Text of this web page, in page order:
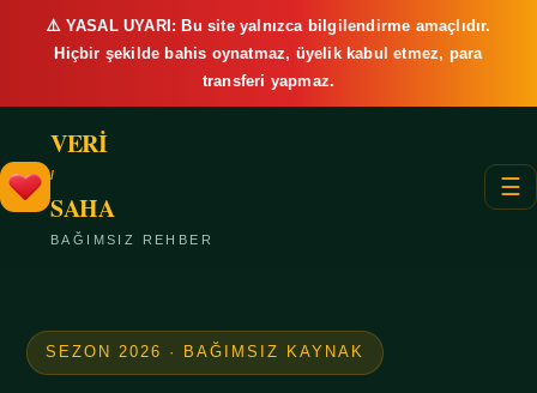
⚠️ YASAL UYARI: Bu site yalnızca bilgilendirme amaçlıdır.
Hiçbir şekilde bahis oynatmaz, üyelik kabul etmez, para
transferi yapmaz.
VERİ
/
SAHA
BAĞIMSIZ REHBER
☰
SEZON 2026 · BAĞIMSIZ KAYNAK